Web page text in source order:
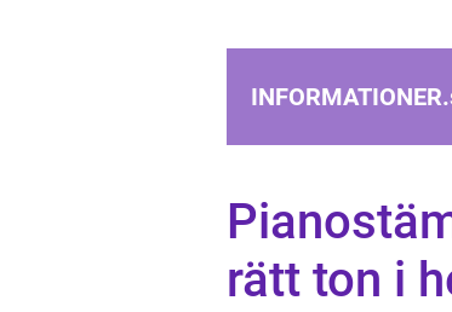
INFORMATIONER.
rätt ton i